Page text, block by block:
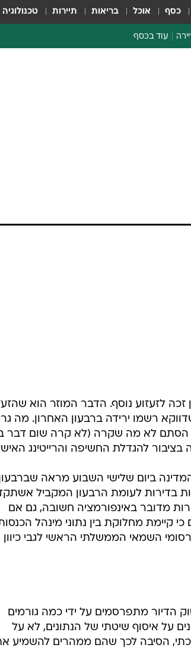
כסף אוכל בריאות תיירות טכנולוגיה
עוד בכסף
לזעזוע נוסף. הדבר המוזר הוא
רשמו ירידה ברבעון האחרון. מה
הסתם לא מה שקרה (לא קרה שום דבר
להגדלת החשיפה והרייטינג
ביום שלישי השבוע מראה
של 19% במספר העסקות בדירות לעומת הרבעון המקביל
מדובר באינפורמציה חשובה, גם אם
קיימת מחלוקת בין נתוני מינהל
השמאי הממשלתי הראשי לגבי כיוון
הדיור מתפרסמים על ידי כמה גורמים
על איסוף שיטתי של הנתונים, לא על
הסיבה לכך שהם ממהרים להשמיע